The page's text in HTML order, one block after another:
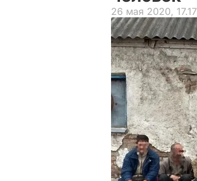
26 мая 2020, 17.17